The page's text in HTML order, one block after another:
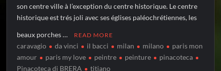
son centre ville à l’exception du centre historique. Le centre
historique est trés joli avec ses églises paléochrétiennes, les
beaux porches … READ MORE
caravagio da vinci il bacci milan milano
paris mon
amour
paris my love peintre peinture
pinacoteca
Pinacoteca di BRERA
titiano